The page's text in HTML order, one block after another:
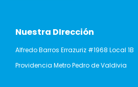
Nuestra DIrección
Alfredo Barros Errazuriz #1968 Local 1B
Providencia Metro Pedro de Valdivia